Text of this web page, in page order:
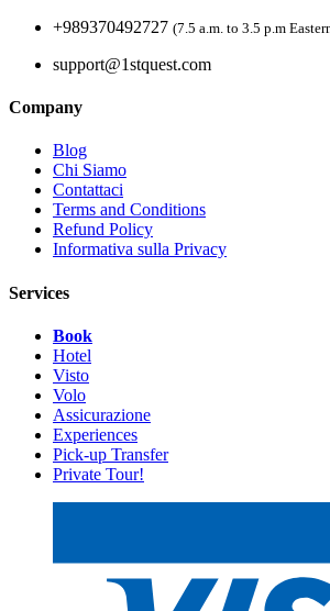
+989370492727 (7.5 a.m. to 3.5 p.m
support@1stquest.com
Company
Blog
Chi Siamo
Contattaci
Terms and Conditions
Refund Policy
Informativa sulla Privacy
Services
Book
Hotel
Visto
Volo
Assicurazione
Experiences
Pick-up Transfer
Private Tour!